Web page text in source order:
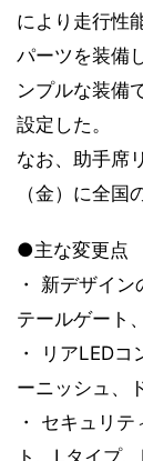
により走行性
パーツを装備
ンプルな装備
設定した。
なお、助手席
（金）に全国
●主な変更点
・ 新デザイ
テールゲート
・ リアLED
ーニッシュ、
・ セキュリ
ト、Lタイプ